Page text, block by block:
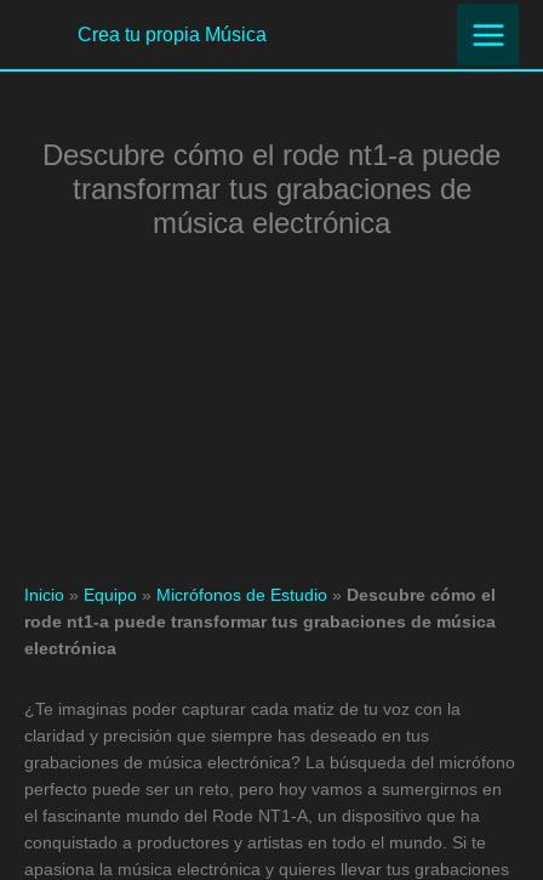
contenido
Crea tu propia Música
Descubre cómo el rode nt1-a puede
transformar tus grabaciones de
música electrónica
Inicio » Equipo » Micrófonos de Estudio » Descubre cómo el
rode nt1-a puede transformar tus grabaciones de música
electrónica
¿Te imaginas poder capturar cada matiz de tu voz con la
claridad y precisión que siempre has deseado en tus
grabaciones de música electrónica? La búsqueda del micrófono
perfecto puede ser un reto, pero hoy vamos a sumergirnos en
el fascinante mundo del Rode NT1-A, un dispositivo que ha
conquistado a productores y artistas en todo el mundo. Si te
apasiona la música electrónica y quieres llevar tus grabaciones